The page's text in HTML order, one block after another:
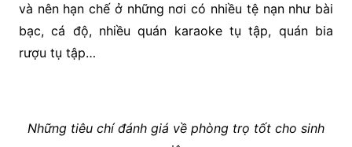
và nên hạn chế ở những nơi có nhiều tệ nạn như bài
bạc, cá độ, nhiều quán karaoke tụ tập, quán bia
rượu tụ tập…
Những tiêu chí đánh giá về phòng trọ tốt cho sinh